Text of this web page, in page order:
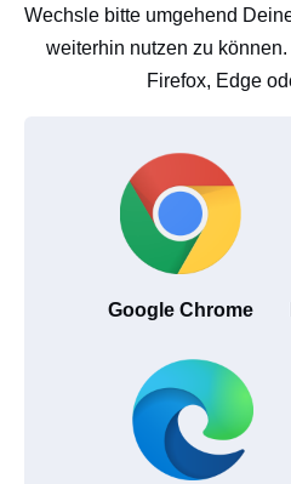
Wechsle bitte umgehend
weiterhin nutzen zu
Firefox, Edge
Google Chrome